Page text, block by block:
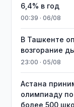
6,4% в год
00:39 · 06/08
В Ташкенте
возгорание
23:00 · 05/08
Астана
олимпиаду по
более 500